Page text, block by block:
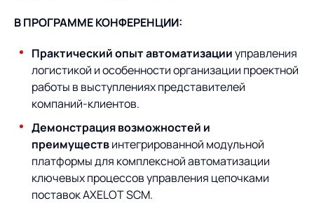
В ПРОГРАММЕ КОНФЕРЕНЦИИ:
Практический опыт автоматизацииуправления
логистикой и особенности организации проектной
работы в выступлениях представителей
компаний-клиентов.
Демонстрация возможностей и
преимуществинтегрированной модульной
платформы для комплексной автоматизации
ключевых процессов управления цепочками
поставок AXELOT SCM.